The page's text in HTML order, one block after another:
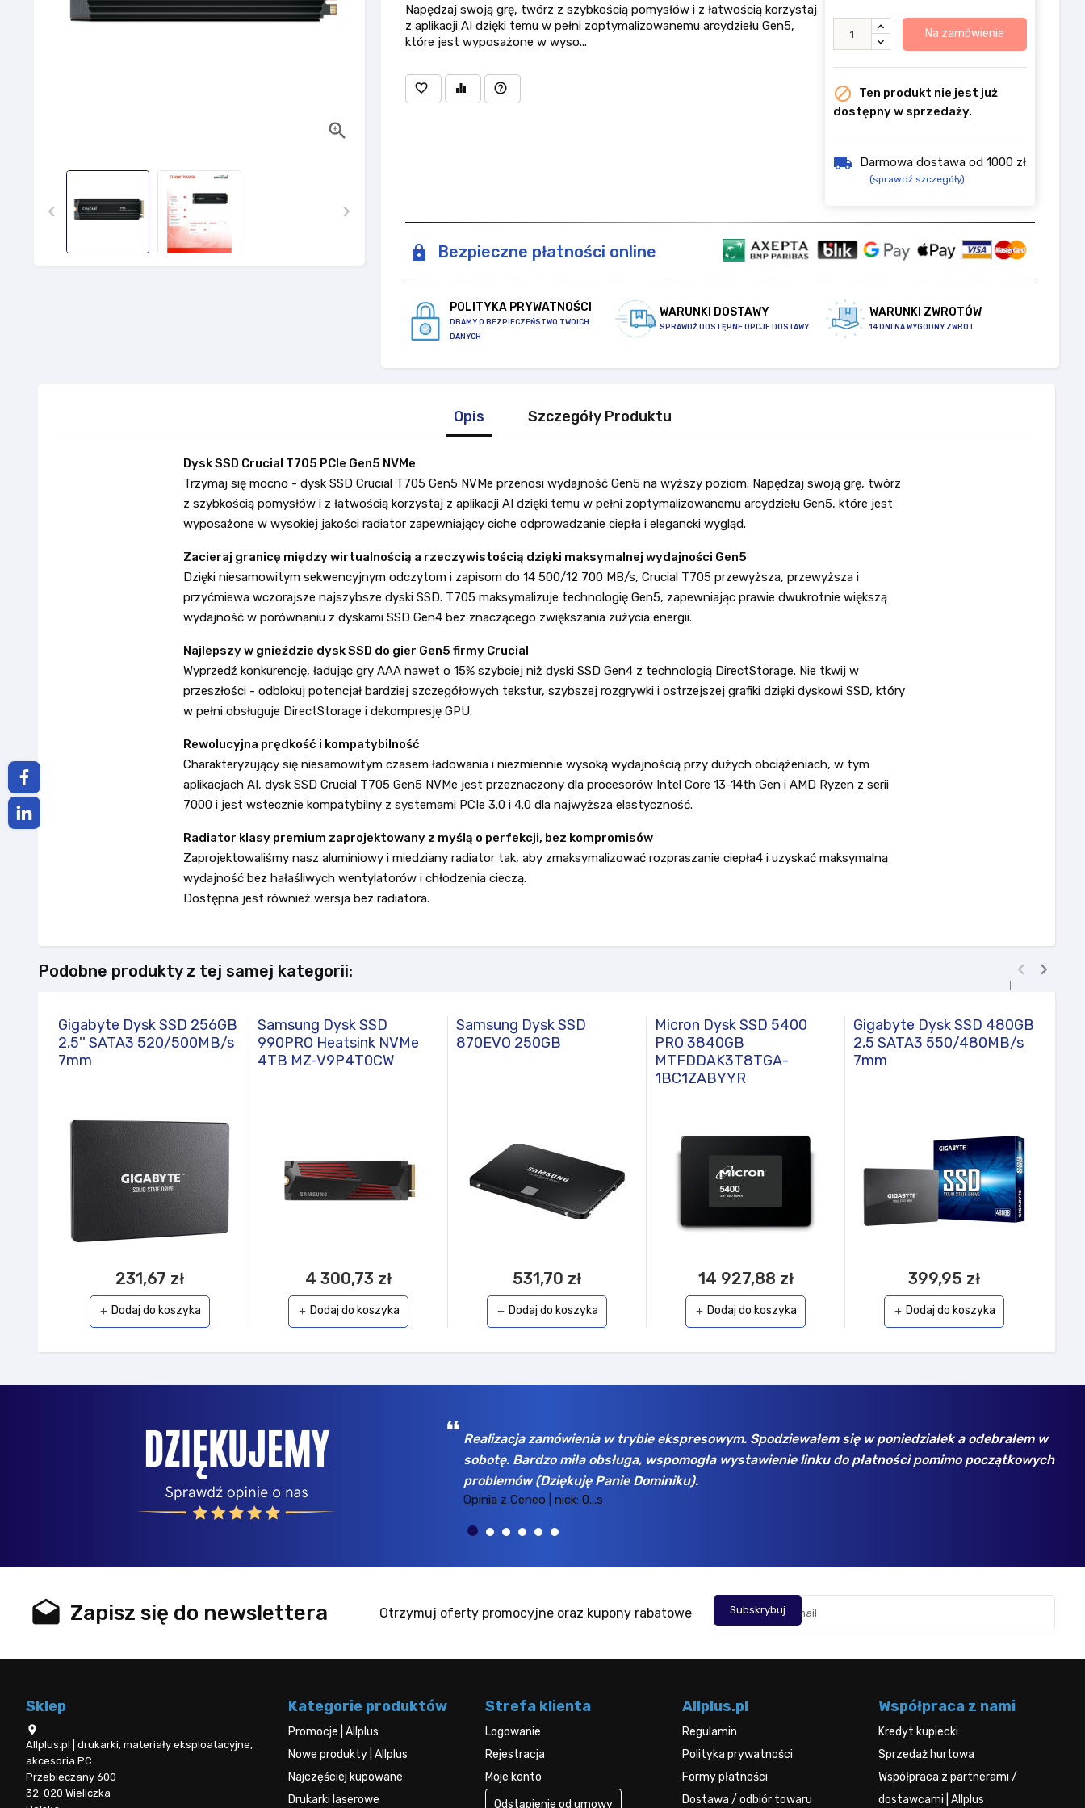

 
Napędzaj swoją grę, twórz z szybkością pomysłów i z łatwością korzystaj
z aplikacji AI dzięki temu w pełni zoptymalizowanemu arcydziełu Gen5,
które jest wyposażone w wyso...
favorite_border equalizer help_outline
Na zamówienie

Ten produkt nie jest już
dostępny w sprzedaży.
local_shipping Darmowa dostawa od 1000 zł
(sprawdź szczegóły)
Bezpieczne płatności online
POLITYKA PRYWATNOŚCI
DBAMY O BEZPIECZEŃSTWO TWOICH
DANYCH
WARUNKI DOSTAWY
SPRAWDŹ DOSTĘPNE OPCJE DOSTAWY
WARUNKI ZWROTÓW
14 DNI NA WYGODNY ZWROT
Opis Szczegóły Produktu
Dysk SSD Crucial T705 PCIe Gen5 NVMe
Trzymaj się mocno - dysk SSD Crucial T705 Gen5 NVMe przenosi wydajność Gen5 na wyższy poziom. Napędzaj swoją grę, twórz
z szybkością pomysłów i z łatwością korzystaj z aplikacji AI dzięki temu w pełni zoptymalizowanemu arcydziełu Gen5, które jest
wyposażone w wysokiej jakości radiator zapewniający ciche odprowadzanie ciepła i elegancki wygląd.
Zacieraj granicę między wirtualnością a rzeczywistością dzięki maksymalnej wydajności Gen5
Dzięki niesamowitym sekwencyjnym odczytom i zapisom do 14 500/12 700 MB/s, Crucial T705 przewyższa, przewyższa i
przyćmiewa wczorajsze najszybsze dyski SSD. T705 maksymalizuje technologię Gen5, zapewniając prawie dwukrotnie większą
wydajność w porównaniu z dyskami SSD Gen4 bez znaczącego zwiększania zużycia energii.
Najlepszy w gnieździe dysk SSD do gier Gen5 firmy Crucial
Wyprzedź konkurencję, ładując gry AAA nawet o 15% szybciej niż dyski SSD Gen4 z technologią DirectStorage. Nie tkwij w
przeszłości - odblokuj potencjał bardziej szczegółowych tekstur, szybszej rozgrywki i ostrzejszej grafiki dzięki dyskowi SSD, który
w pełni obsługuje DirectStorage i dekompresję GPU.
Rewolucyjna prędkość i kompatybilność
Charakteryzujący się niesamowitym czasem ładowania i niezmiennie wysoką wydajnością przy dużych obciążeniach, w tym
aplikacjach AI, dysk SSD Crucial T705 Gen5 NVMe jest przeznaczony dla procesorów Intel Core 13-14th Gen i AMD Ryzen z serii
7000 i jest wstecznie kompatybilny z systemami PCIe 3.0 i 4.0 dla najwyższa elastyczność.
Radiator klasy premium zaprojektowany z myślą o perfekcji, bez kompromisów
Zaprojektowaliśmy nasz aluminiowy i miedziany radiator tak, aby zmaksymalizować rozpraszanie ciepła4 i uzyskać maksymalną
wydajność bez hałaśliwych wentylatorów i chłodzenia cieczą.
Dostępna jest również wersja bez radiatora.
Podobne produkty z tej samej kategorii:
Gigabyte Dysk SSD 256GB
2,5'' SATA3 520/500MB/s
7mm
231,67 zł
add Dodaj do koszyka
Samsung Dysk SSD
990PRO Heatsink NVMe
4TB MZ-V9P4T0CW
4 300,73 zł
add Dodaj do koszyka
Samsung Dysk SSD
870EVO 250GB
531,70 zł
add Dodaj do koszyka
Micron Dysk SSD 5400
PRO 3840GB
MTFDDAK3T8TGA-
1BC1ZABYYR
14 927,88 zł
add Dodaj do koszyka
Gigabyte Dysk SSD 480GB
2,5 SATA3 550/480MB/s
7mm
399,95 zł
add Dodaj do koszyka
 
Realizacja zamówienia w trybie ekspresowym. Spodziewałem się w poniedziałek a odebrałem w
sobotę. Bardzo miła obsługa, wspomogła wystawienie linku do płatności pomimo początkowych
problemów (Dziękuję Panie Dominiku).
Opinia z Ceneo | nick: 0...s
drafts Zapisz się do newslettera Otrzymuj oferty promocyjne oraz kupony rabatowe
Sklep

Allplus.pl | drukarki, materiały eksploatacyjne,
akcesoria PC
Przebieczany 600
32-020 Wieliczka
Kategorie produktów
Promocje | Allplus
Nowe produkty | Allplus
Najczęściej kupowane
Drukarki laserowe
Strefa klienta
Logowanie
Rejestracja
Moje konto
Odstąpienie od umowy
Allplus.pl
Regulamin
Polityka prywatności
Formy płatności
Dostawa / odbiór towaru
Współpraca z nami
Kredyt kupiecki
Sprzedaż hurtowa
Współpraca z partnerami /
dostawcami | Allplus